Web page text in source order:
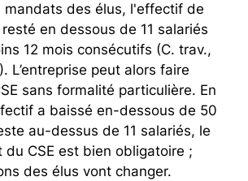
mandats des élus, l'effectif de
en dessous de 11 salariés
12 mois consécutifs (C. trav.,
L’entreprise peut alors faire
sans formalité particulière. En
a baissé en-dessous de 50
au-dessus de 11 salariés, le
du CSE est bien obligatoire ;
des élus vont changer.